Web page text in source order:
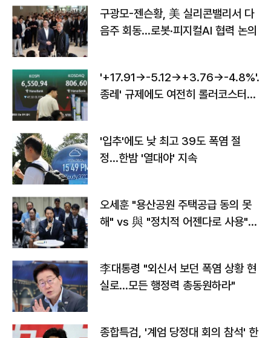
구광모-젠슨황, 美 실리콘밸리서 다
음주 회동…로봇·피지컬AI 협력 논의
'+17.91→-5.12→+3.76→-4.8%'…'
종레' 규제에도 여전히 롤러코스터
'입추'에도 낮 최고 39도 폭염 절
정…한밤 '열대야' 지속
오세훈 "용산공원 주택공급 동의 못
해" vs 與 "정치적 어젠다로 사용"
李대통령 "외신서 보던 폭염 상황 현
실로…모든 행정력 총동원하라"
종합특검, '계엄 당정대 회의 참석' 한